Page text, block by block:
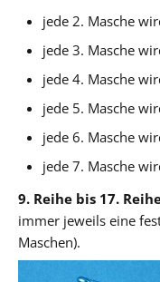
jede 2. Masche
jede 3. Masche
jede 4. Masche
jede 5. Masche
jede 6. Masche
jede 7. Masche
9. Reihe bis 17.
immer jeweils eine
Maschen).